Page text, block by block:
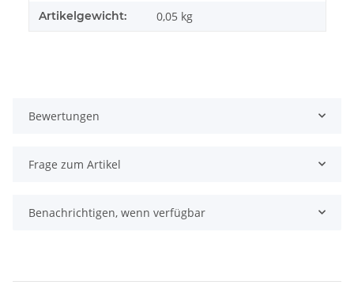
Artikelgewicht: 0,05 kg
Bewertungen
Frage zum Artikel
Benachrichtigen, wenn verfügbar